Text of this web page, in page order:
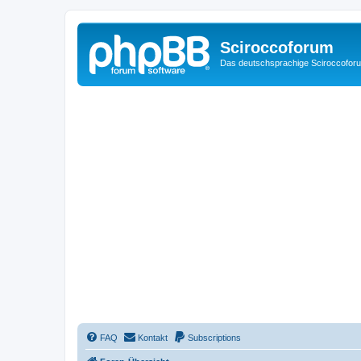
Sciroccoforum
Das deutschsprachige
FAQ Kontakt Subscriptions